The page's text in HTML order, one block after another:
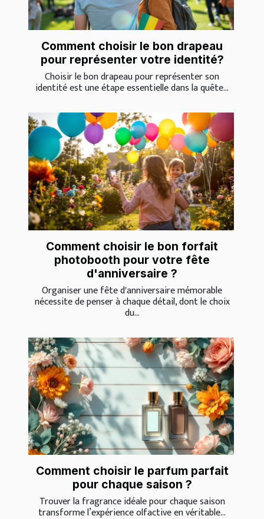
Comment choisir le bon drapeau
pour représenter votre identité?
Choisir le bon drapeau pour représenter son
identité est une étape essentielle dans la quête...
Comment choisir le bon forfait
photobooth pour votre fête
d'anniversaire ?
Organiser une fête d'anniversaire mémorable
nécessite de penser à chaque détail, dont le choix
du...
Comment choisir le parfum parfait
pour chaque saison ?
Trouver la fragrance idéale pour chaque saison
transforme l’expérience olfactive en véritable...